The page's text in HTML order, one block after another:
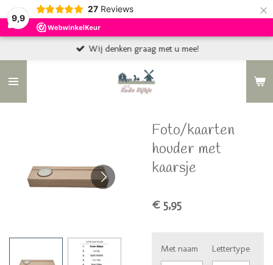
9,9
27 Reviews ×
Wij denken graag met u mee!
Foto/kaarten
houder met
kaarsje
€ 5,95
Met naam Lettertype